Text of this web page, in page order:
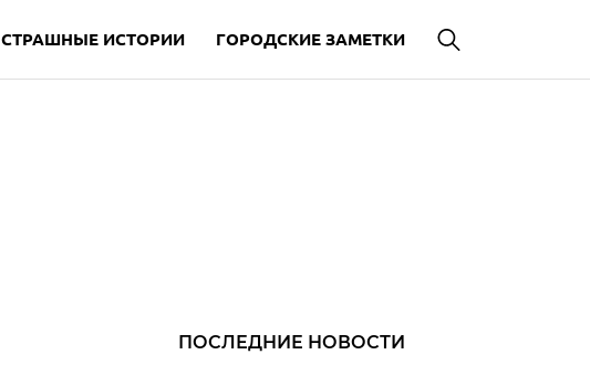
СТРАШНЫЕ ИСТОРИИ ГОРОДСКИЕ ЗАМЕТКИ
ПОСЛЕДНИЕ НОВОСТИ